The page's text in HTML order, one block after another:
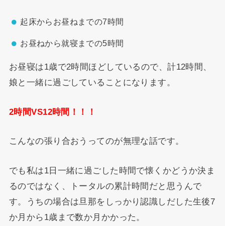
起床からお昼ねまでの7時間
お昼ねから就寝までの5時間
お昼寝は1歳で2時間ほどしているので、計12時間、
娘と一緒に過ごしていることになります。
2時間VS12時間！！！
こんなの張り合おうってのが無理な話です。
でも私は1日一緒に過ごした時間で懐くかどうか決ま
るのではなく、トータルの累計時間だと思うんで
す。うちの場合は旦那をしっかり認識しだした生後7
か月から1歳まで数か月かかった。